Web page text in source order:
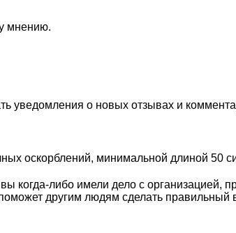
мнению.
уведомления о новых отзывах и
оскорблений, минимальной длиной 50
когда-либо имели дело с организацией,
другим людям сделать правильный